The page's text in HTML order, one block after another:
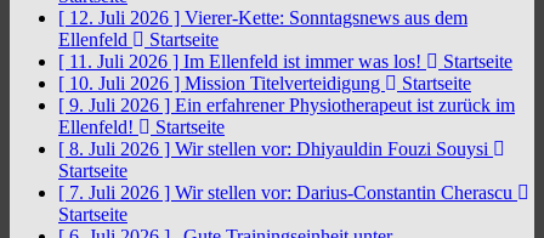
[ 12. Juli 2026 ] Vierer-Kette: Sonntagsnews aus dem
Ellenfeld
Startseite
[ 11. Juli 2026 ] Im Ellenfeld ist immer was los!
Startseite
[ 10. Juli 2026 ] Mission Titelverteidigung
Startseite
[ 9. Juli 2026 ] Ein erfahrener Physiotherapeut ist zurück im
Ellenfeld!
Startseite
[ 8. Juli 2026 ] Wir stellen vor: Dhiyauldin Fouzi Souysi
Startseite
[ 7. Juli 2026 ] Wir stellen vor: Darius-Constantin Cherascu
Startseite